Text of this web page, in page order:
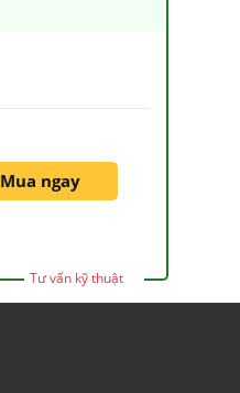
Mua ngay
Tư vấn kỹ thuật